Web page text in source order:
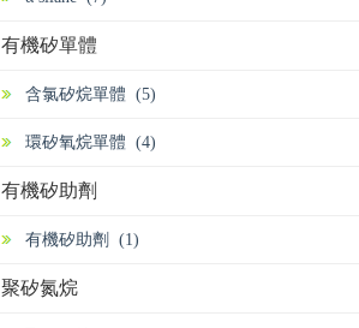
有機矽單體
含氯矽烷單體 (5)
環矽氧烷單體 (4)
有機矽助劑
有機矽助劑 (1)
聚矽氮烷